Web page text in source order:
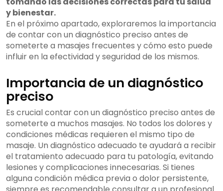
y bienestar.
En el próximo apartado, exploraremos la importancia
de contar con un diagnóstico preciso antes de
someterte a masajes frecuentes y cómo esto puede
influir en la efectividad y seguridad de los mismos.
Importancia de un diagnóstico
preciso
Es crucial contar con un diagnóstico preciso antes de
someterte a muchos masajes. No todos los dolores y
condiciones médicas requieren el mismo tipo de
masaje. Un diagnóstico adecuado te ayudará a recibir
el tratamiento adecuado para tu patología, evitando
lesiones y complicaciones innecesarias. Si tienes
alguna condición médica previa o dolor persistente,